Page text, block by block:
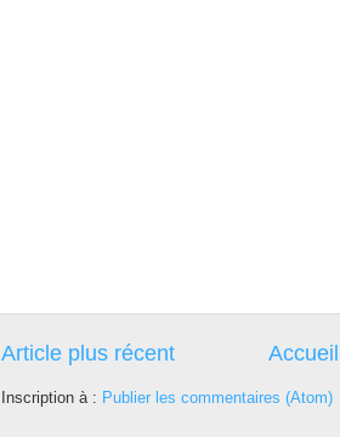
Article plus récent Accueil
Inscription à : Publier les commentaires (Atom)